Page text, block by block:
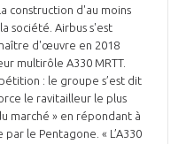
construction d'au moins
société. Airbus s'est
d'œuvre en 2018
multirôle A330 MRTT.
: le groupe s’est dit
le ravitailleur le plus
marché » en répondant à
le Pentagone. « L’A330